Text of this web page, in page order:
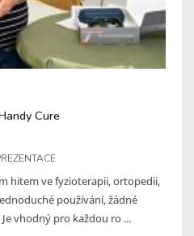
Cure
hitem ve fyzioterapii, ortopedii,
používání, žádné
vhodný pro každou ro ...